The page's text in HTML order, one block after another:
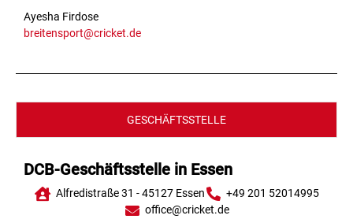
Ayesha Firdose
breitensport@cricket.de
GESCHÄFTSSTELLE
DCB-Geschäftsstelle in Essen
Alfredistraße 31 - 45127 Essen
+49 201 52014995
office@cricket.de